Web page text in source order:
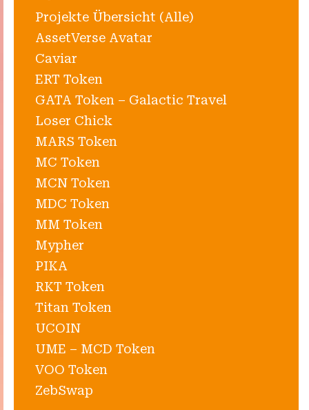
Projekte Übersicht (Alle)
AssetVerse Avatar
Caviar
ERT Token
GATA Token – Galactic Travel
Loser Chick
MARS Token
MC Token
MCN Token
MDC Token
MM Token
Mypher
PIKA
RKT Token
Titan Token
UCOIN
UME – MCD Token
VOO Token
ZebSwap